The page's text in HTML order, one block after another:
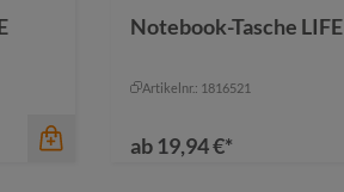
dunkel bordeaux
jadegrün
Notebook-Tasche LIFE
Artikelnr.: 1816521
ab19,94 €*